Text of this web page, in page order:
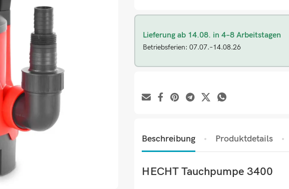
Lieferung ab 14.08. in 4–8 Arbeitstagen
Betriebsferien: 07.07.–14.08.26
Beschreibung Produktdetails
HECHT Tauchpumpe 3400